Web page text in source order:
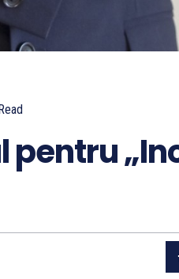
Read
pentru